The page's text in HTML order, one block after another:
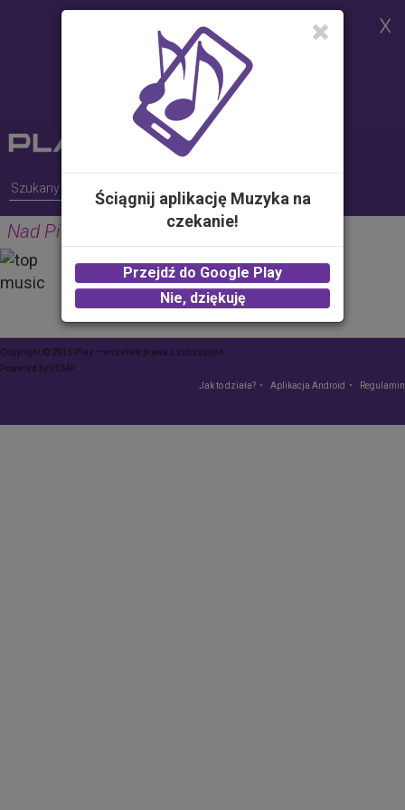
celu realizacji usług i zgodnie z
Polityką Plików Cookies.
Możesz określić warunki
przechowywania lub dostępu do
plików cookies w Twojej
przeglądarce
Nad Pięknym Modrym Dunajem
JOHANN STRAUSS
2.00 zł -KUP
Copyright © 2015 Play – wszelkie prawa zastrzeżone
Powered byVCMP
Jak to działa?
Aplikacja Android Regulamin
Ściągnij aplikację Muzyka na
czekanie!
Przejdź do Google Play
Nie, dziękuję